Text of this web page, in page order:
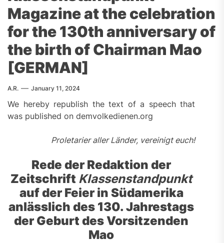
Magazine at the celebration
for the 130th anniversary of
the birth of Chairman Mao
[GERMAN]
A.R. January 11, 2024
We hereby republish the text of a speech that
was published on demvolkedienen.org
Proletarier aller Länder, vereinigt euch!
Rede der Redaktion der
Zeitschrift Klassenstandpunkt
auf der Feier in Südamerika
anlässlich des 130. Jahrestags
der Geburt desVorsitzenden
Mao